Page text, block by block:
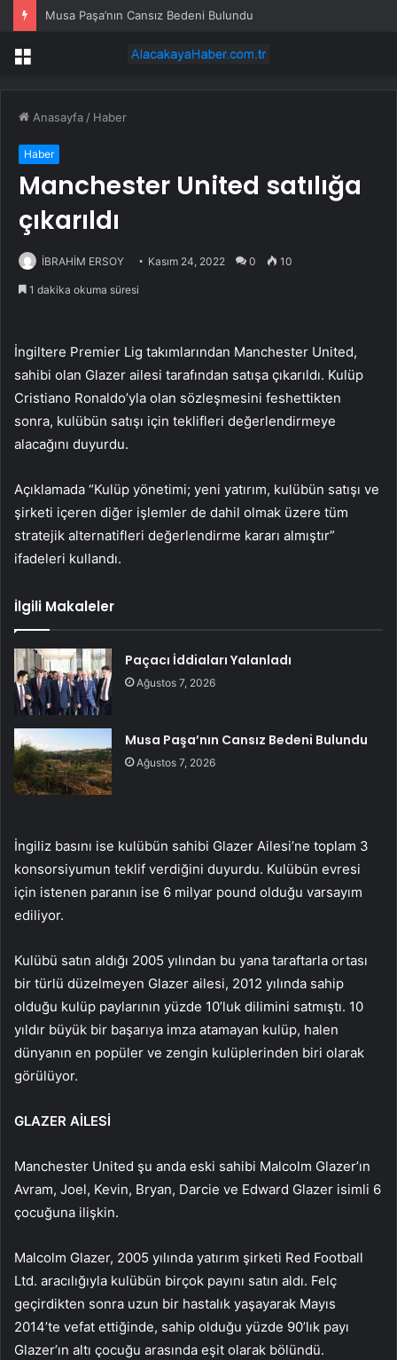
Musa Paşa’nın Cansız Bedeni Bulundu
Menü
Anasayfa / Haber
Haber
Manchester United satılığa
çıkarıldı
İBRAHİM ERSOY Kasım 24, 2022 0 10
1 dakika okuma süresi
İngiltere Premier Lig takımlarından Manchester United,
sahibi olan Glazer ailesi tarafından satışa çıkarıldı. Kulüp
Cristiano Ronaldo’yla olan sözleşmesini feshettikten
sonra, kulübün satışı için teklifleri değerlendirmeye
alacağını duyurdu.
Açıklamada “Kulüp yönetimi; yeni yatırım, kulübün satışı ve
şirketi içeren diğer işlemler de dahil olmak üzere tüm
stratejik alternatifleri değerlendirme kararı almıştır”
ifadeleri kullandı.
İlgili Makaleler
Paçacı İddiaları Yalanladı
Ağustos 7, 2026
Musa Paşa’nın Cansız Bedeni Bulundu
Ağustos 7, 2026
İngiliz basını ise kulübün sahibi Glazer Ailesi’ne toplam 3
konsorsiyumun teklif verdiğini duyurdu. Kulübün evresi
için istenen paranın ise 6 milyar pound olduğu varsayım
ediliyor.
Kulübü satın aldığı 2005 yılından bu yana taraftarla ortası
bir türlü düzelmeyen Glazer ailesi, 2012 yılında sahip
olduğu kulüp paylarının yüzde 10’luk dilimini satmıştı. 10
yıldır büyük bir başarıya imza atamayan kulüp, halen
dünyanın en popüler ve zengin kulüplerinden biri olarak
görülüyor.
GLAZER AİLESİ
Manchester United şu anda eski sahibi Malcolm Glazer’ın
Avram, Joel, Kevin, Bryan, Darcie ve Edward Glazer isimli 6
çocuğuna ilişkin.
Malcolm Glazer, 2005 yılında yatırım şirketi Red Football
Ltd. aracılığıyla kulübün birçok payını satın aldı. Felç
geçirdikten sonra uzun bir hastalık yaşayarak Mayıs
2014’te vefat ettiğinde, sahip olduğu yüzde 90’lık payı
Glazer’ın altı çocuğu arasında eşit olarak bölündü.